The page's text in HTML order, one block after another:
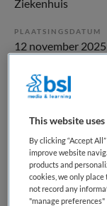
Ziekenhuis
PLAATSINGSDATUM
12 november 2025
ERVARING
Niet nader bepaald
Vacature
Deze vacature
Anesthesiologie
Hieronder staan
This website
By clicking “Accept
improve website
products and
cookies, we only
not record any
"manage preferences"